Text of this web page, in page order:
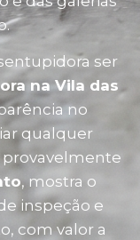
ser
na Vila das
no
qualquer
provavelmente
, mostra o
inspeção e
com valor a